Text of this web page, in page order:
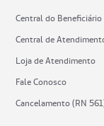
Central do Beneficiário
Central de
Loja de Atendimento
Fale Conosco
Cancelamento (RN